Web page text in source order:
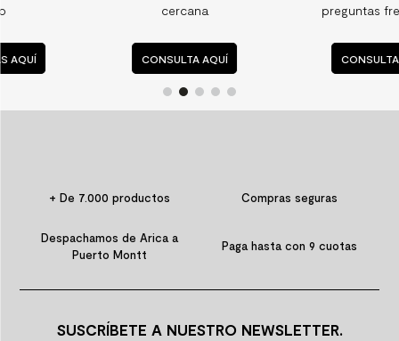
CONSULTA AQUÍ
preguntas frecuentes
CONSULTA AQUÍ
+ De 7.000 productos Compras seguras
Despachamos de Arica a
Puerto Montt
Paga hasta con 9 cuotas
SUSCRÍBETE A NUESTRO NEWSLETTER.